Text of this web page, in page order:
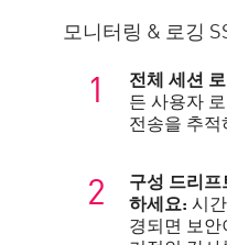
모니터링 & 로깅
전체 세션
든 사용자
전송을 추
구성 드리
하세요: 시
경되면 보